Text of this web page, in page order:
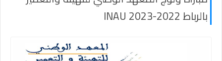
بالرباط 2022-2023 INAU